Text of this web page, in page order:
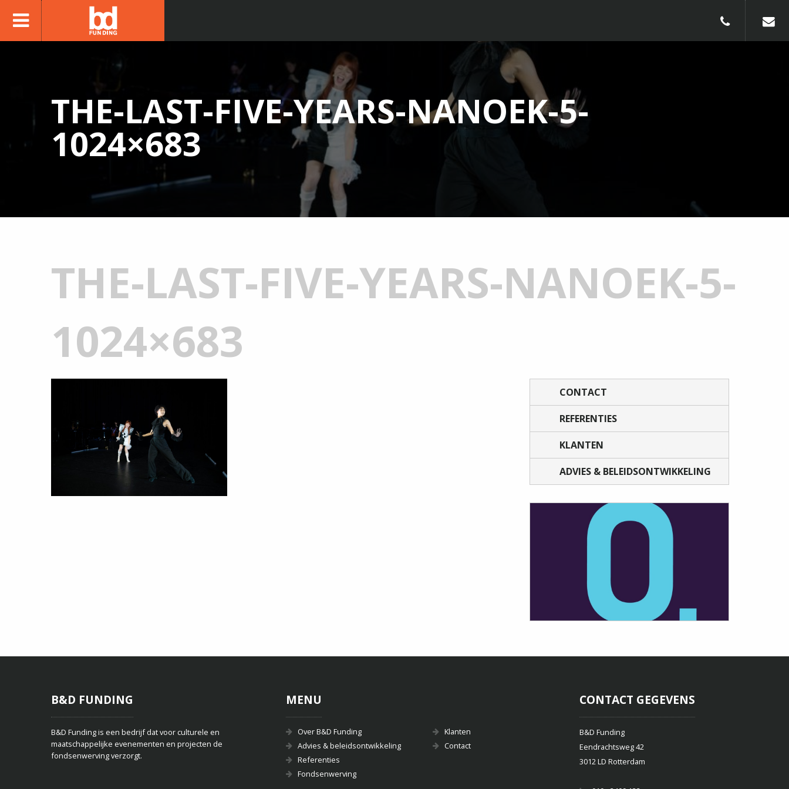
010-
THE-LAST-FIVE-YEARS-NANOEK-5-
1024×683
THE-LAST-FIVE-YEARS-NANOEK-5-
1024×683
CONTACT
REFERENTIES
KLANTEN
ADVIES & BELEIDSONTWIKKELING
B&D FUNDING
B&D Funding is een bedrijf dat voor culturele en
maatschappelijke evenementen en projecten de
fondsenwerving verzorgt.
MENU
Over B&D Funding
Advies & beleidsontwikkeling
Referenties
Fondsenwerving
Klanten
Contact
CONTACT GEGEVENS
B&D Funding
Eendrachtsweg 42
3012 LD Rotterdam